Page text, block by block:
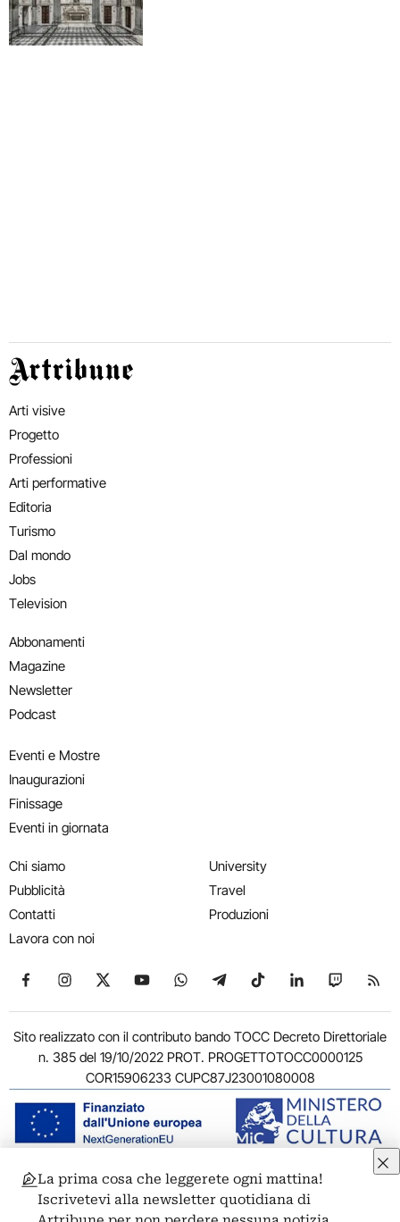
Artribune
Arti visive
Progetto
Professioni
Arti performative
Editoria
Turismo
Dal mondo
Jobs
Television
Abbonamenti
Magazine
Newsletter
Podcast
Eventi e Mostre
Inaugurazioni
Finissage
Eventi in giornata
Chi siamo
Pubblicità
Contatti
Lavora con noi
University
Travel
Produzioni
Seguici su Facebook
Seguici su Instagram
Seguici su X
Seguici su YouTube
Seguici su WhatsApp
Seguici su Telegram
Seguici su TikTok
Seguici su
Seguici
Sito realizzato con il contributo bando TOCC Decreto Direttoriale
n. 385 del 19/10/2022 PROT. PROGETTOTOCC0000125
COR15906233 CUPC87J23001080008
© 2011-2026 ARTRIBUNE srl – Corso Vittorio Emanuele II, 287 –
00186 Roma - P.I. 11381581005
La prima cosa che leggerete ogni mattina!
Iscrivetevi alla newsletter quotidiana di